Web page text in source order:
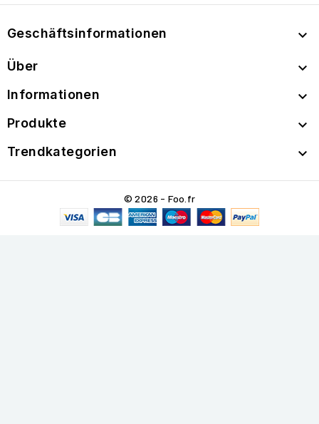
Geschäftsinformationen 
Über 
Informationen 
Produkte 
Trendkategorien 
© 2026 - Foo.fr